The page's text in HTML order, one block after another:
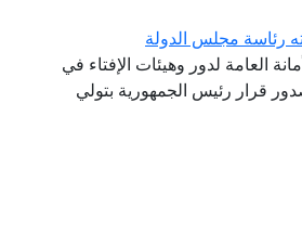
رئاسة مجلس الدولة
العامة لدور وهيئات الإفتاء في
قرار رئيس الجمهورية بتولي